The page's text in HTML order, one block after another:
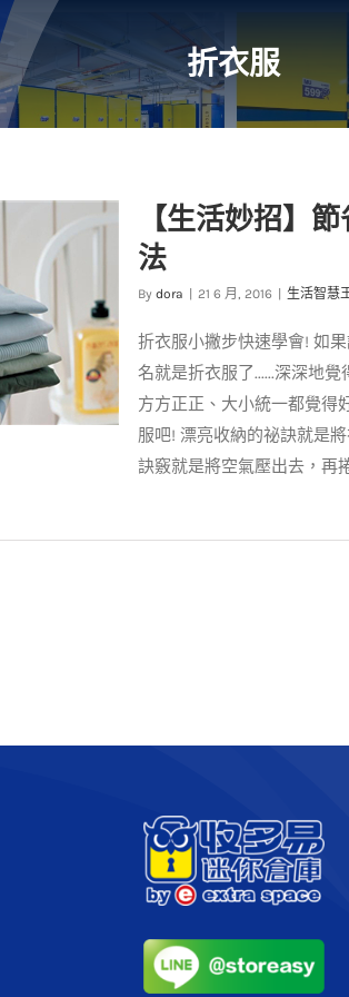
折衣服
【生活妙招】
法
By dora 21 6 月, 2016 生活智慧
折衣服小撇步快速學會! 如
名就是折衣服了......深深地
方方正正、大小統一都覺得
服吧! 漂亮收納的祕訣就是
訣竅就是將空氣壓出去，再